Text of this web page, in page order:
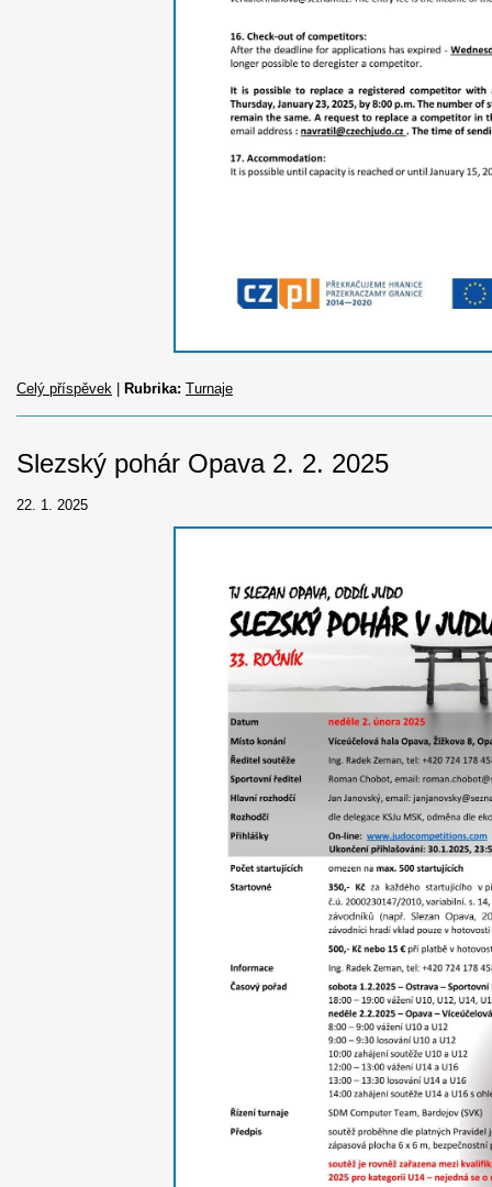
Celý příspěvek Rubrika: Turnaje
Slezský pohár Opava 2. 2. 2025
22. 1. 2025